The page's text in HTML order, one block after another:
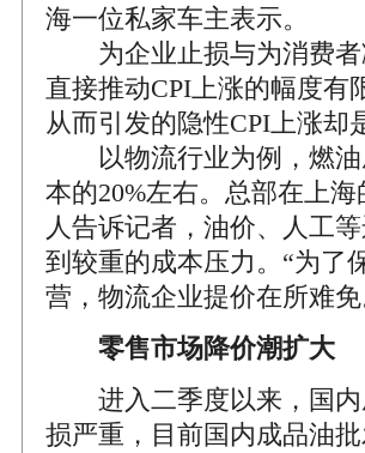
海一位私家车主表示。
为企业止损与为消费者
直接推动CPI上涨的幅度有
从而引发的隐性CPI上涨却
以物流行业为例，燃油
本的20%左右。总部在上
人告诉记者，油价、人工
到较重的成本压力。“为了
营，物流企业提价在所难免
零售市场降价潮扩大
进入二季度以来，国内
损严重，目前国内成品油